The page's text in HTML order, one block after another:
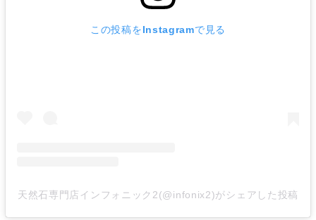
この投稿をInstagramで見る
天然石専門店インフォニック2(@infonix2)がシェアした投稿